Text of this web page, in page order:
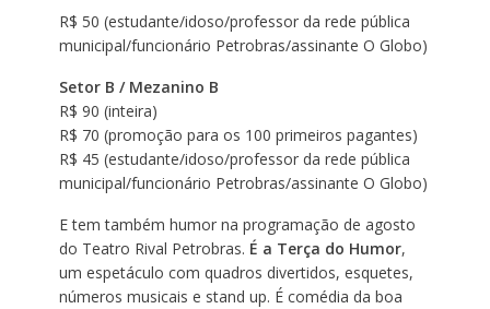
R$ 50 (estudante/idoso/professor da rede pública
municipal/funcionário Petrobras/assinante O Globo)
Setor B / Mezanino B
R$ 90 (inteira)
R$ 70 (promoção para os 100 primeiros pagantes)
R$ 45 (estudante/idoso/professor da rede pública
municipal/funcionário Petrobras/assinante O Globo)
E tem também humor na programação de agosto
do Teatro Rival Petrobras. É a Terça do Humor,
um espetáculo com quadros divertidos, esquetes,
números musicais e stand up. É comédia da boa